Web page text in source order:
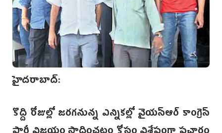
హైదరాబాద్:
కొద్ది రోజుల్లో జరగనున్న ఎన్నికల్లో వైయస్ఆర్ కాంగ్రె‌స్‌